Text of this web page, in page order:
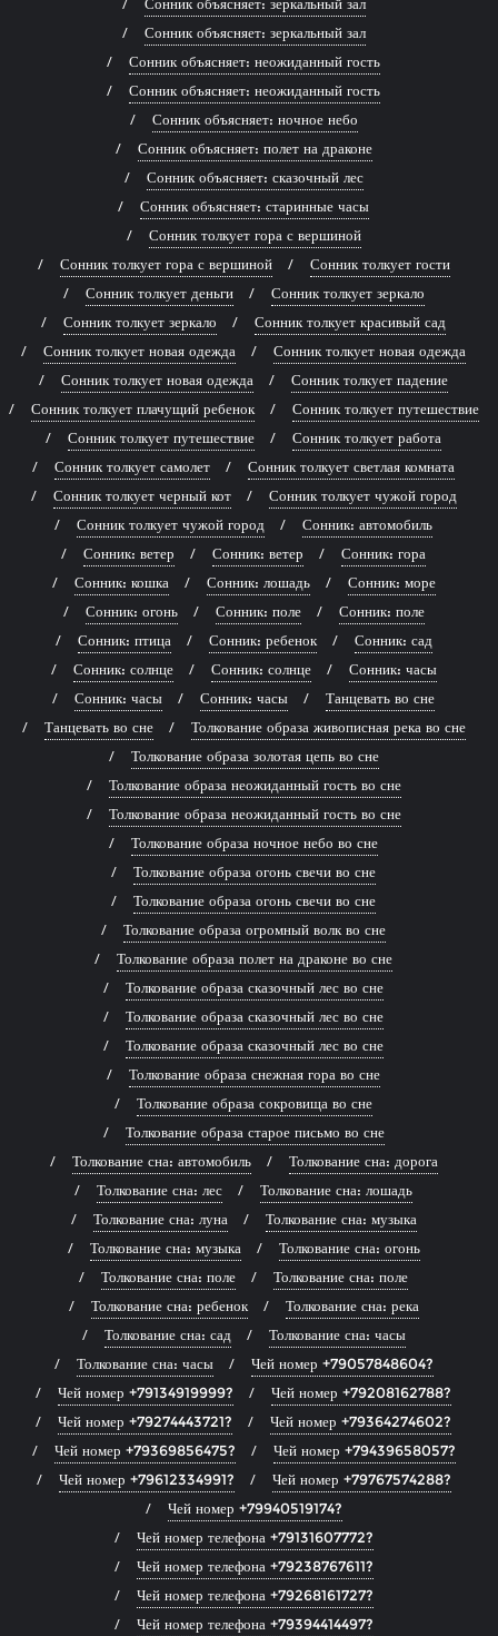
Сонник объясняет: зеркальный зал
Сонник объясняет: неожиданный гость
Сонник объясняет: неожиданный гость
Сонник объясняет: ночное небо
Сонник объясняет: полет на драконе
Сонник объясняет: сказочный лес
Сонник объясняет: старинные часы
Сонник толкует гора с вершиной
Сонник толкует гора с вершиной
Сонник толкует гости
Сонник толкует деньги
Сонник толкует зеркало
Сонник толкует зеркало
Сонник толкует красивый сад
Сонник толкует новая одежда
Сонник толкует новая одежда
Сонник толкует новая одежда
Сонник толкует падение
Сонник толкует плачущий ребенок
Сонник толкует путешествие
Сонник толкует путешествие
Сонник толкует работа
Сонник толкует самолет
Сонник толкует светлая комната
Сонник толкует черный кот
Сонник толкует чужой город
Сонник толкует чужой город
Сонник: автомобиль
Сонник: ветер
Сонник: ветер
Сонник: гора
Сонник: кошка
Сонник: лошадь
Сонник: море
Сонник: огонь
Сонник: поле
Сонник: поле
Сонник: птица
Сонник: ребенок
Сонник: сад
Сонник: солнце
Сонник: солнце
Сонник: часы
Сонник: часы
Сонник: часы
Танцевать во сне
Танцевать во сне
Толкование образа живописная река во сне
Толкование образа золотая цепь во сне
Толкование образа неожиданный гость во сне
Толкование образа неожиданный гость во сне
Толкование образа ночное небо во сне
Толкование образа огонь свечи во сне
Толкование образа огонь свечи во сне
Толкование образа огромный волк во сне
Толкование образа полет на драконе во сне
Толкование образа сказочный лес во сне
Толкование образа сказочный лес во сне
Толкование образа сказочный лес во сне
Толкование образа снежная гора во сне
Толкование образа сокровища во сне
Толкование образа старое письмо во сне
Толкование сна: автомобиль
Толкование сна: дорога
Толкование сна: лес
Толкование сна: лошадь
Толкование сна: луна
Толкование сна: музыка
Толкование сна: музыка
Толкование сна: огонь
Толкование сна: поле
Толкование сна: поле
Толкование сна: ребенок
Толкование сна: река
Толкование сна: сад
Толкование сна: часы
Толкование сна: часы
Чей номер +79057848604?
Чей номер +79134919999?
Чей номер +79208162788?
Чей номер +79274443721?
Чей номер +79364274602?
Чей номер +79369856475?
Чей номер +79439658057?
Чей номер +79612334991?
Чей номер +79767574288?
Чей номер +79940519174?
Чей номер телефона +79131607772?
Чей номер телефона +79238767611?
Чей номер телефона +79268161727?
Чей номер телефона +79394414497?